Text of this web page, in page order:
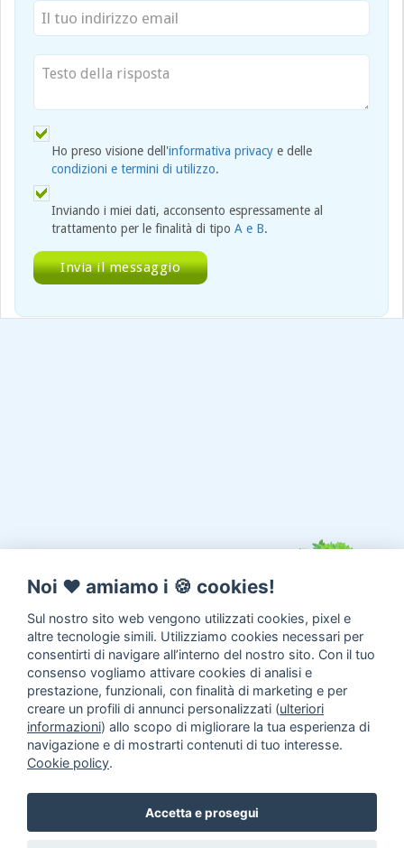
Ho preso visione dell'informativa privacy e delle
condizioni e termini di utilizzo.
Inviando i miei dati, acconsento espressamente al
trattamento per le finalità di tipo A e B.
Annunci animali
Inserisci un
annuncio
Come aiutarci
Noi ♥️ amiamo i 🍪 cookies!
Sul nostro sito web vengono utilizzati cookies, pixel e
altre tecnologie simili. Utilizziamo cookies necessari per
consentirti di navigare all’interno del nostro sito. Con il tuo
consenso vogliamo attivare cookies di analisi e
prestazione, funzionali, con finalità di marketing e per
creare un profili di annunci personalizzati (ulteriori
informazioni) allo scopo di migliorare la tua esperienza di
navigazione e di mostrarti contenuti di tuo interesse.
Cookie policy.
Accetta e prosegui